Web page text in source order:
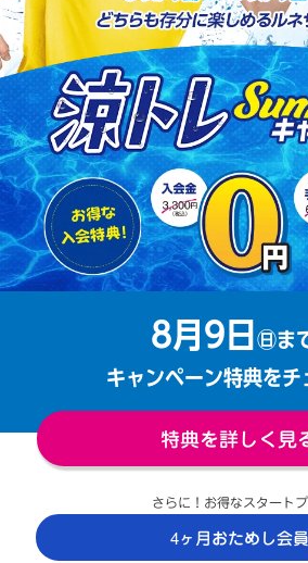
8月9日 ㊐ま
キャンペーン特典をチ
特典を詳しく見
さらに！お得なスタート
4ヶ月おためし会員